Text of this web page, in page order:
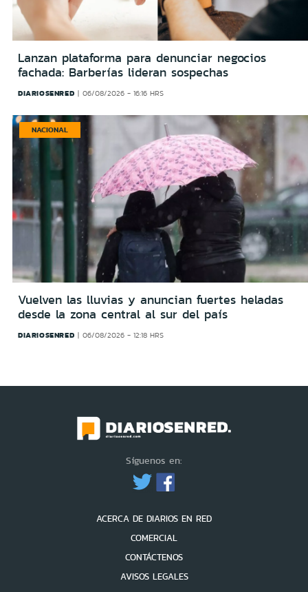
Lanzan plataforma para denunciar negocios
fachada: Barberías lideran sospechas
DIARIOSENRED 06/08/2026 - 16:16 HRS
NACIONAL
Vuelven las lluvias y anuncian fuertes heladas
desde la zona central al sur del país
DIARIOSENRED 06/08/2026 - 12:18 HRS
Síguenos en:
ACERCA DE DIARIOS EN RED
COMERCIAL
CONTÁCTENOS
AVISOS LEGALES